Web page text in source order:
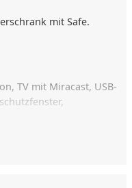
mit Safe.
TV mit Miracast, USB-